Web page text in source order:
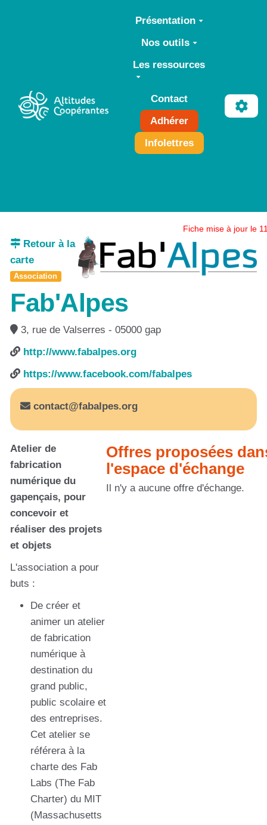
Aller au contenu principal
Présentation
Nos outils
Les ressources
Contact
Adhérer
Infolettres
Fiche mise à jour le
Retour à la
carte
Association
Fab'Alpes
3, rue de Valserres - 05000 gap
http://www.fabalpes.org
https://www.facebook.com/fabalpes
contact@fabalpes.org
Atelier de
fabrication
numérique du
gapençais, pour
concevoir et
réaliser des projets
et objets
L'association a pour
buts :
De créer et
animer un atelier
de fabrication
numérique à
destination du
grand public,
public scolaire et
des entreprises.
Cet atelier se
référera à la
charte des Fab
Labs (The Fab
Charter) du MIT
(Massachusetts
Offres proposées
l'espace d'échange
Il n'y a aucune offre d'échange.